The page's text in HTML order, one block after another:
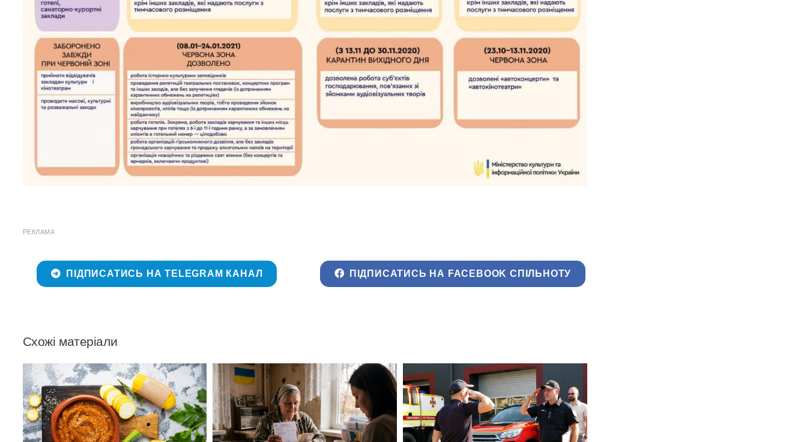
РЕКЛАМА
ПІДПИСАТИСЬ НА TELEGRAM КАНАЛ ПІДПИСАТИСЬ НА FACEBOOK СПІЛЬНОТУ
Схожі матеріали